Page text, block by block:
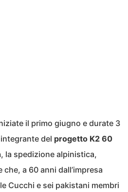
il primo giugno e durate 3
del progetto K2 60
, la spedizione alpinistica,
a 60 anni dall’impresa
Cucchi e sei pakistani membri